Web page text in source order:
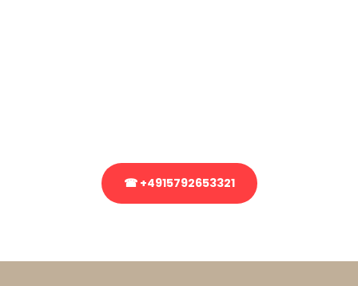
☎ +4915792653321